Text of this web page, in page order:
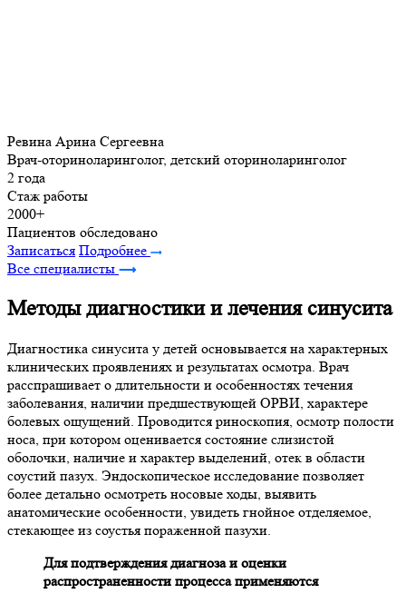
Ревина Арина Сергеевна
Врач-оториноларинголог, детский оториноларинголог
2 года
Стаж работы
2000+
Пациентов обследовано
Записаться Подробнее
Все специалисты
Методы диагностики и лечения синусита
Диагностика синусита у детей основывается на характерных
клинических проявлениях и результатах осмотра. Врач
расспрашивает о длительности и особенностях течения
заболевания, наличии предшествующей ОРВИ, характере
болевых ощущений. Проводится риноскопия, осмотр полости
носа, при котором оценивается состояние слизистой
оболочки, наличие и характер выделений, отек в области
соустий пазух. Эндоскопическое исследование позволяет
более детально осмотреть носовые ходы, выявить
анатомические особенности, увидеть гнойное отделяемое,
стекающее из соустья пораженной пазухи.
Для подтверждения диагноза и оценки
распространенности процесса применяются